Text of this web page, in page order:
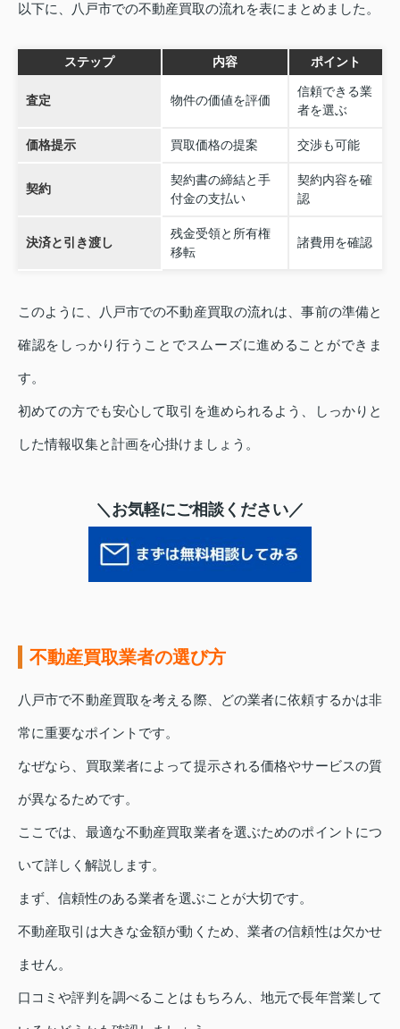
以下に、八戸市での不動産買取の流れを表にまとめました。
ステップ 内容 ポイント
査定 物件の価値を評価
信頼できる業
者を選ぶ
価格提示 買取価格の提案 交渉も可能
契約
契約書の締結と手
付金の支払い
契約内容を確
認
決済と引き渡し
残金受領と所有権
移転
諸費用を確認
このように、八戸市での不動産買取の流れは、事前の準備と
確認をしっかり行うことでスムーズに進めることができま
す。
初めての方でも安心して取引を進められるよう、しっかりと
した情報収集と計画を心掛けましょう。
＼お気軽にご相談ください／
不動産買取業者の選び方
八戸市で不動産買取を考える際、どの業者に依頼するかは非
常に重要なポイントです。
なぜなら、買取業者によって提示される価格やサービスの質
が異なるためです。
ここでは、最適な不動産買取業者を選ぶためのポイントにつ
いて詳しく解説します。
まず、信頼性のある業者を選ぶことが大切です。
不動産取引は大きな金額が動くため、業者の信頼性は欠かせ
ません。
口コミや評判を調べることはもちろん、地元で長年営業して